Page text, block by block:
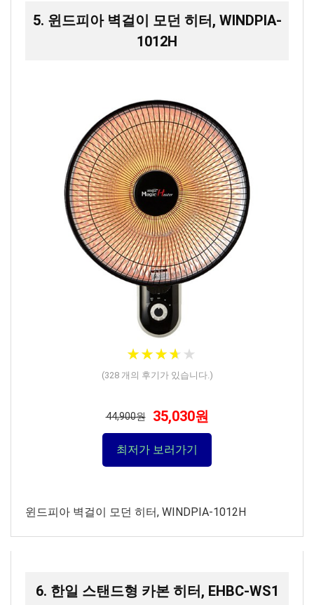
5. 윈드피아 벽걸이 모던 히터, WINDPIA-
1012H
★★★★ ★
★★★★ ★
(328개의 후기가 있습니다.)
44,900원 35,030원
최저가 보러가기
윈드피아 벽걸이 모던 히터, WINDPIA-1012H
6. 한일 스탠드형 카본 히터, EHBC-WS1